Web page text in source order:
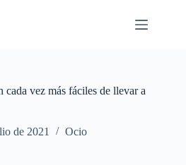
cada vez más fáciles de llevar a
de 2021 Ocio